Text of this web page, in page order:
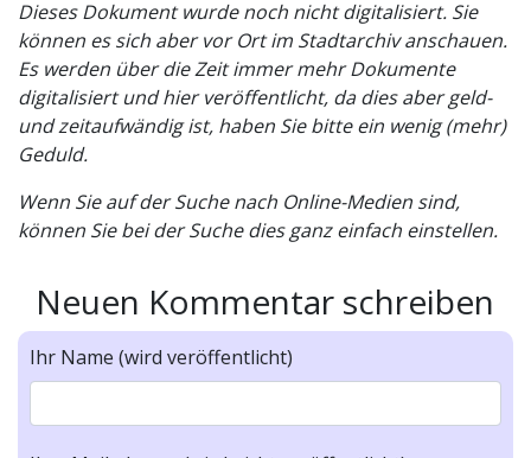
Dieses Dokument wurde noch nicht digitalisiert. Sie
können es sich aber vor Ort im Stadtarchiv anschauen.
Es werden über die Zeit immer mehr Dokumente
digitalisiert und hier veröffentlicht, da dies aber geld-
und zeitaufwändig ist, haben Sie bitte ein wenig (mehr)
Geduld.
Wenn Sie auf der Suche nach Online-Medien sind,
können Sie bei der Suche dies ganz einfach einstellen.
Neuen Kommentar schreiben
Ihr Name (wird veröffentlicht)